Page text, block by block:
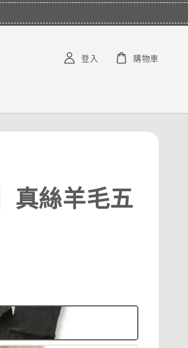
登入 購物車
真絲羊毛五
【COMPRESSPORT】窄版止汗呼吸頭帶2.0_【零碼】